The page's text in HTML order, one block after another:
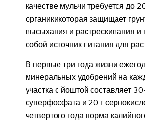
качестве мульчи требуется до
органикикоторая защищает
высыхания и растрескивания и
собой источник питания для
В первые три года жизни
минеральных удобрений на
участка с йоштой составляет
суперфосфата и 20 г
четвертого года норма